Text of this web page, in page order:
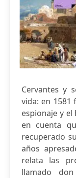
Cervantes y
vida: en 1581
espionaje y
en cuenta
recuperado
años
relata las
llamado